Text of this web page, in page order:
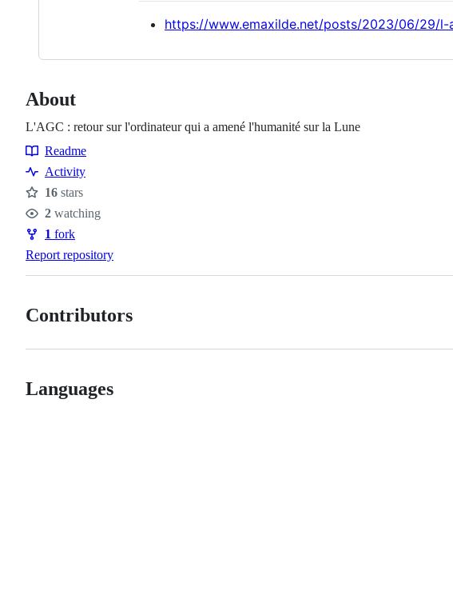
https://www.emaxilde.net/posts/2023/06/29/
About
L'AGC : retour sur l'ordinateur qui a amené l'humanité sur la Lune
Resources
Readme
Activity
Stars
16 stars
Watchers
2 watching
Forks
1 fork
Report repository
Contributors
Languages